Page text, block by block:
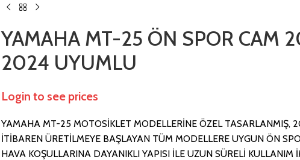
YAMAHA MT-25 ÖN SPOR CAM
2024 UYUMLU
Login to see prices
YAMAHA MT-25 MOTOSİKLET MODELLERİNE ÖZEL TASARLANMIŞ,
İTİBAREN ÜRETİLMEYE BAŞLAYAN TÜM MODELLERE UYGUN ÖN
HAVA KOŞULLARINA DAYANIKLI YAPISI İLE UZUN SÜRELİ KULLANIM